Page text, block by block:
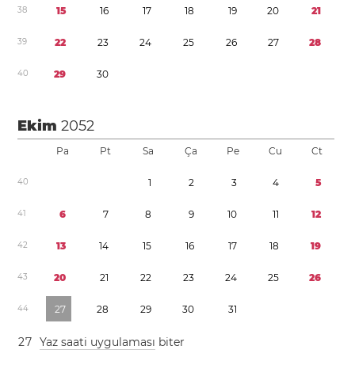
38 15 16 17 18 19 20 21
39 22 23 24 25 26 27 28
40 29 30
Ekim2052
Pa Pt Sa Ça Pe Cu Ct
40 1 2 3 4 5
41 6 7 8 9 10 11 12
42 13 14 15 16 17 18 19
43 20 21 22 23 24 25 26
44 27 28 29 30 31
27 Yaz saati uygulaması biter